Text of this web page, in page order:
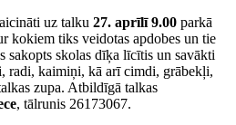
uz talku 27. aprīlī 9.00 parkā
kokiem tiks veidotas apdobes un tie
sakopts skolas dīķa līcītis un savākti
radi, kaimiņi, kā arī cimdi, grābekļi,
zupa. Atbildīgā talkas
, tālrunis 26173067.